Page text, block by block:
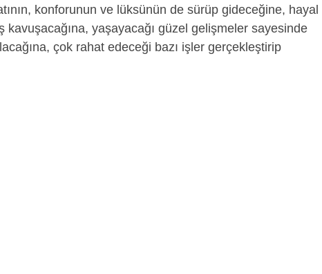
konforunun ve lüksünün de sürüp gideceğine, hayal
yaşayacağı güzel gelişmeler sayesinde
çok rahat edeceği bazı işler gerçekleştirip